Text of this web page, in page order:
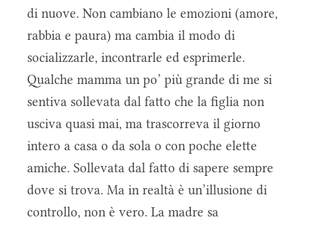
di nuove. Non cambiano le emozioni (amore,
rabbia e paura) ma cambia il modo di
socializzarle, incontrarle ed esprimerle.
Qualche mamma un po’ più grande di me si
sentiva sollevata dal fatto che la figlia non
usciva quasi mai, ma trascorreva il giorno
intero a casa o da sola o con poche elette
amiche. Sollevata dal fatto di sapere sempre
dove si trova. Ma in realtà è un’illusione di
controllo, non è vero. La madre sa